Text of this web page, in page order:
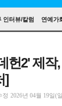
인터뷰/칼럼 연예가
헌2' 제
]
정 2026년 04월 19일(